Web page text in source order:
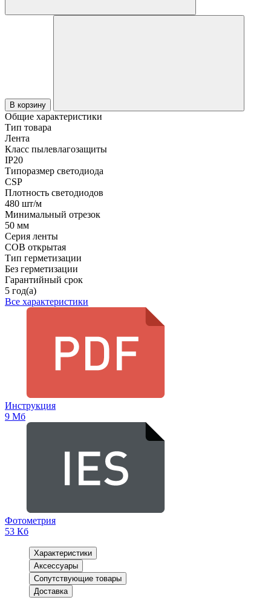
В корзину
Общие характеристики
Тип товара
Лента
Класс пылевлагозащиты
IP20
Типоразмер светодиода
CSP
Плотность светодиодов
480 шт/м
Минимальный отрезок
50 мм
Серия ленты
COB открытая
Тип герметизации
Без герметизации
Гарантийный срок
5 год(а)
Все характеристики
Инструкция
9 Мб
Фотометрия
53 Кб
Характеристики
Аксессуары
Сопутствующие товары
Доставка